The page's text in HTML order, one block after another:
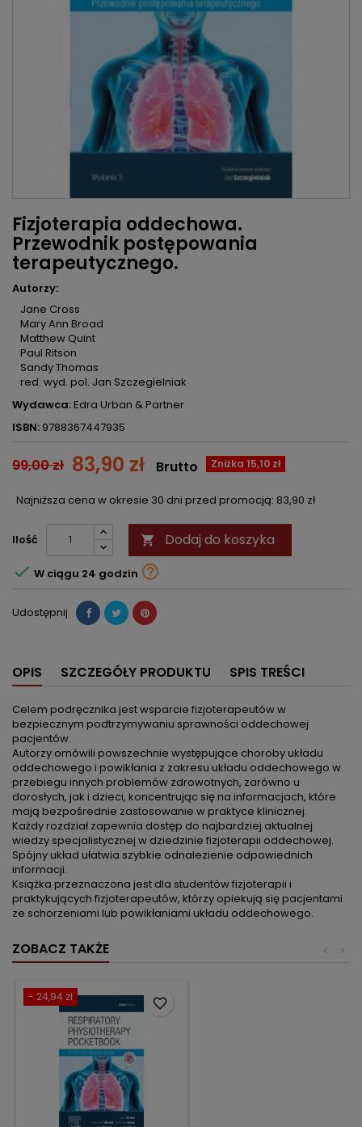
Fizjoterapia oddechowa.
Przewodnik postępowania
terapeutycznego.
Autorzy:
Jane Cross
Mary Ann Broad
Matthew Quint
Paul Ritson
Sandy Thomas
red. wyd. pol. Jan Szczegielniak
Wydawca:Edra Urban & Partner
ISBN: 9788367447935
99,00 zł 83,90 zł Zniżka 15,10 zł
Brutto
Najniższa cena w okresie 30 dni przed promocją: 83,90 zł
Ilość  Dodaj do koszyka
 W ciągu 24 godzin 
Udostępnij
OPIS SZCZEGÓŁY PRODUKTU SPIS TREŚCI
Celem podręcznika jest wsparcie fizjoterapeutów w
bezpiecznym podtrzymywaniu sprawności oddechowej
pacjentów.
Autorzy omówili powszechnie występujące choroby układu
oddechowego i powikłania z zakresu układu oddechowego w
przebiegu innych problemów zdrowotnych, zarówno u
dorosłych, jak i dzieci, koncentrując się na informacjach, które
mają bezpośrednie zastosowanie w praktyce klinicznej.
Każdy rozdział zapewnia dostęp do najbardziej aktualnej
wiedzy specjalistycznej w dziedzinie fizjoterapii oddechowej.
Spójny układ ułatwia szybkie odnalezienie odpowiednich
informacji.
Książka przeznaczona jest dla studentów fizjoterapii i
praktykujących fizjoterapeutów, którzy opiekują się pacjentami
ze schorzeniami lub powikłaniami układu oddechowego.
ZOBACZ TAKŻE >
<
- 24,94 zł favorite_border